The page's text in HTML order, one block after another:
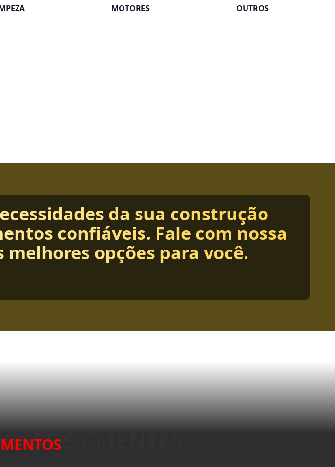
MOTORES OUTROS
da sua construção
confiáveis. Fale com nossa
melhores opções para você.